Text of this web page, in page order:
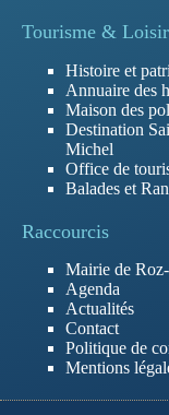
Tourisme &
Histoire et
Annuaire des
Maison des
Destination
Michel
Office de
Balades et
Raccourcis
Mairie de
Agenda
Actualités
Contact
Politique de
Mentions